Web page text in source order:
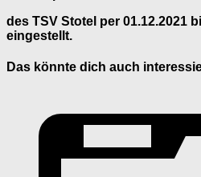
des TSV Stotel per 01.12.2021
eingestellt.
Das könnte dich auch